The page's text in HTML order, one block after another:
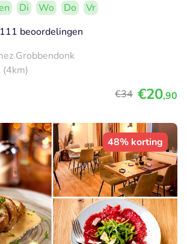
Di Wo Do
Vr
beoordelingen
Grobbendonk
(4km)
€34 €20,90
48% korting